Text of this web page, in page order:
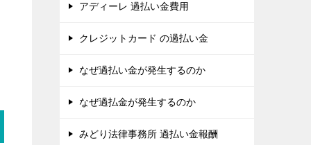
アディーレ 過払い金費用
クレジットカード の過払い金
なぜ過払い金が発生するのか
なぜ過払金が発生するのか
みどり法律事務所 過払い金報酬